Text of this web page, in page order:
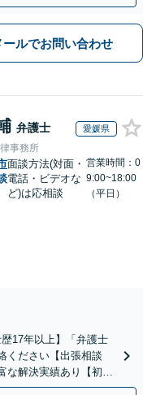
ールでお問い合わせ
弁護士 愛媛県
事務所
面談方法(対面・
電話・ビデオな
ど)は応相談
営業時間：0
9:00~18:00
（平日）
17年以上】「弁護士
ください【出張相談
な解決実績あり【初回
あります